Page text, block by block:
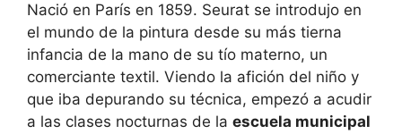
Nació en París en 1859. Seurat se introdujo en
el mundo de la pintura desde su más tierna
infancia de la mano de su tío materno, un
comerciante textil. Viendo la afición del niño y
que iba depurando su técnica, empezó a acudir
a las clases nocturnas de la escuela municipal